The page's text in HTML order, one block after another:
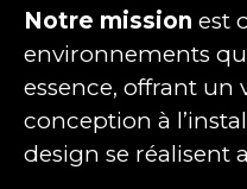
Notre mission est
environnements
essence, offrant un
conception à
design se réalisent